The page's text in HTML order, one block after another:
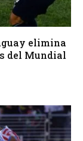
elimina
del Mundial